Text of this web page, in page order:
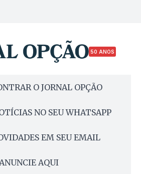
50 ANOS
O JORNAL OPÇÃO
NO SEU WHATSAPP
EM SEU EMAIL
AQUI